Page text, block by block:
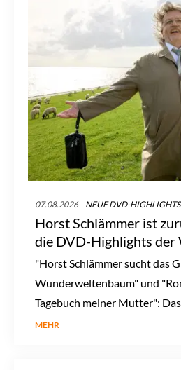
07.08.2026 NEUE DVD-HIGHLIGHTS
Horst Schlämmer ist
die DVD-Highlights der
"Horst Schlämmer sucht das
Wunderweltenbaum" und
Tagebuch meiner Mutter":
und Blu-rays der Woche.
MEHR